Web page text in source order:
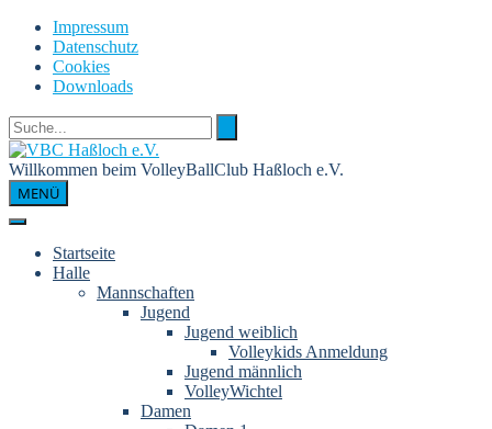
Skip
content
Impressum
Datenschutz
Cookies
Downloads
Willkommen beim VolleyBallClub Haßloch e.V.
MENÜ
Startseite
Halle
Mannschaften
Jugend
Jugend weiblich
Volleykids Anmeldung
Jugend männlich
VolleyWichtel
Damen